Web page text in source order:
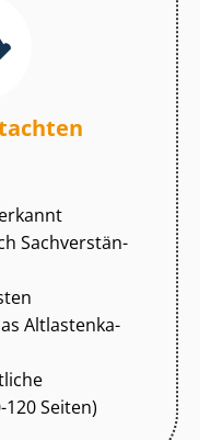
Sach­ver­stän­
Alt­las­ten­ka­
Seiten)